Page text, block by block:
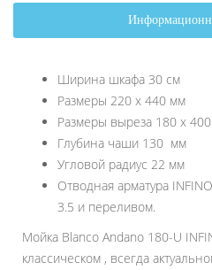
Ширина шкафа 30 см
Размеры 220 х 440 мм
Размеры выреза 180 х
Глубина чаши 130 мм
Угловой радиус 22 мм
Отводная арматура
3.5 и переливом.
Мойка Blanco Andano 180-U
классическом , всегда